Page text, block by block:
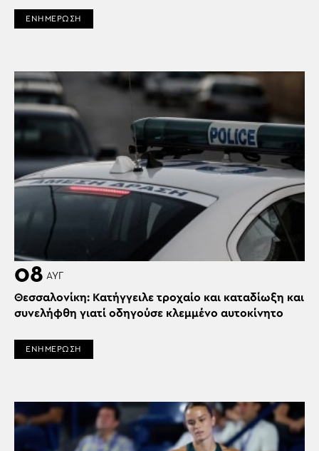
ΕΝΗΜΕΡΩΣΗ
08 ΑΥΓ
Θεσσαλονίκη: Κατήγγειλε τροχαίο και καταδίωξη και
συνελήφθη γιατί οδηγούσε κλεμμένο αυτοκίνητο
ΕΝΗΜΕΡΩΣΗ